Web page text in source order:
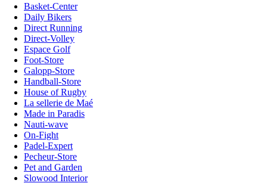
Basket-Center
Daily Bikers
Direct Running
Direct-Volley
Espace Golf
Foot-Store
Galopp-Store
Handball-Store
House of Rugby
La sellerie de Maé
Made in Paradis
Nauti-wave
On-Fight
Padel-Expert
Pecheur-Store
Pet and Garden
Slowood Interior